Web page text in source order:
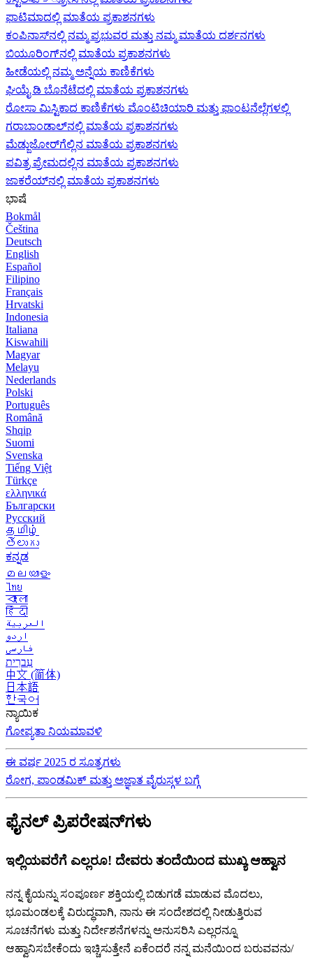
ಫಾಟಿಮಾದಲ್ಲಿ ಮಾತೆಯ ಪ್ರಕಾಶನಗಳು
ಕಂಪಿನಾಸ್‌ನಲ್ಲಿ ನಮ್ಮ ಪ್ರಭುವರ ಮತ್ತು ನಮ್ಮ ಮಾತೆಯ ದರ್ಶನಗಳು
ಬಿಯೂರಿಂಗ್‌ನಲ್ಲಿ ಮಾತೆಯ ಪ್ರಕಾಶನಗಳು
ಹೀಡೆಯಲ್ಲಿ ನಮ್ಮ ಅನ್ನೆಯ ಕಾಣಿಕೆಗಳು
ಘಿಯೈ ಡಿ ಬೊನೆಟೆದಲ್ಲಿ ಮಾತೆಯ ಪ್ರಕಾಶನಗಳು
ರೋಸಾ ಮಿಸ್ಟಿಕಾದ ಕಾಣಿಕೆಗಳು ಮೊಂಟಿಚಿಯಾರಿ ಮತ್ತು ಫಾಂಟನೆಲ್ಲೆಗಳಲ್ಲಿ
ಗರಾಬಾಂಡಾಲ್‌ನಲ್ಲಿ ಮಾತೆಯ ಪ್ರಕಾಶನಗಳು
ಮೆಡ್ಜುಜೋರ್‌ಗೆಲ್ಲಿನ ಮಾತೆಯ ಪ್ರಕಾಶನಗಳು
ಪವಿತ್ರ ಪ್ರೇಮದಲ್ಲಿನ ಮಾತೆಯ ಪ್ರಕಾಶನಗಳು
ಜಾಕರೆಯ್‌ನಲ್ಲಿ ಮಾತೆಯ ಪ್ರಕಾಶನಗಳು
ಭಾಷೆ
Bokmål
Čeština
Deutsch
English
Español
Filipino
Français
Hrvatski
Indonesia
Italiana
Kiswahili
Magyar
Melayu
Nederlands
Polski
Português
Română
Shqip
Suomi
Svenska
Tiếng Việt
Türkçe
ελληνικά
Български
Русский
தமிழ்
తెలుగు
ಕನ್ನಡ
മലയാളം
ไทย
বাংলা
हिंदी
العربية
اردو
فارسی
עִברִית
中文 (简体)
日本語
한국어
ನ್ಯಾಯಿಕ
ಗೋಪ್ಯತಾ ನಿಯಮಾವಳಿ
ಈ ವರ್ಷ 2025 ರ ಸೂತ್ರಗಳು
ರೋಗ, ಪಾಂಡಮಿಕ್ ಮತ್ತು ಅಜ್ಞಾತ ವೈರುಸ್ಗಳ ಬಗ್ಗೆ
ಫೈನಲ್ ಪ್ರಿಪರೇಷನ್‌ಗಳು
ಇಲ್ಲಿಯವರೆಗೆ ಎಲ್ಲರೂ! ದೇವರು ತಂದೆಯಿಂದ ಮುಖ್ಯ ಆಹ್ವಾನ
ನನ್ನ ಕೈಯನ್ನು ಸಂಪೂರ್ಣ ಶಕ್ತಿಯಲ್ಲಿ ಬಿಡುಗಡೆ ಮಾಡುವ ಮೊದಲು,
ಭೂಮಂಡಲಕ್ಕೆ ವಿರುದ್ಧವಾಗಿ, ನಾನು ಈ ಸಂದೇಶದಲ್ಲಿ ನೀಡುತ್ತಿರುವ
ಸೂಚನೆಗಳು ಮತ್ತು ನಿರ್ದೇಶನೆಗಳನ್ನು ಅನುಸರಿಸಿ ಎಲ್ಲರನ್ನೂ
ಆಹ್ವಾನಿಸಬೇಕೆಂದು ಇಚ್ಚಿಸುತ್ತೇನೆ ಏಕೆಂದರೆ ನನ್ನ ಮನೆಯಿಂದ ಬರುವವನು/